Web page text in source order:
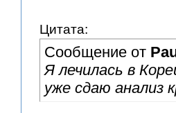
Цитата:
Сообщение от
Я лечилась в
уже сдаю анализ